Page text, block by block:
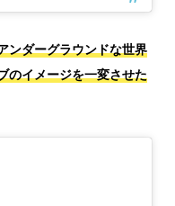
ンダーグラウンドな世界
のイメージを一変させた